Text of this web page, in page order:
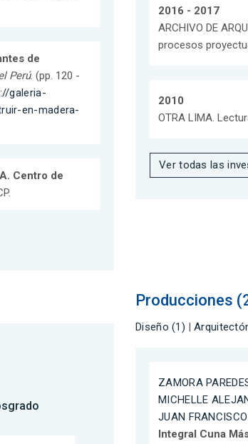
de
Perú. (pp. 120 -
galeria-
en-madera-
Centro de
2016 - 2017
ARCHIVO DE
procesos
2010
OTRA LIMA.
Ver todas las
Producciones
Diseño (1)
ZAMORA
MICHELLE
JUAN FRANCISCO
Integral Cuna